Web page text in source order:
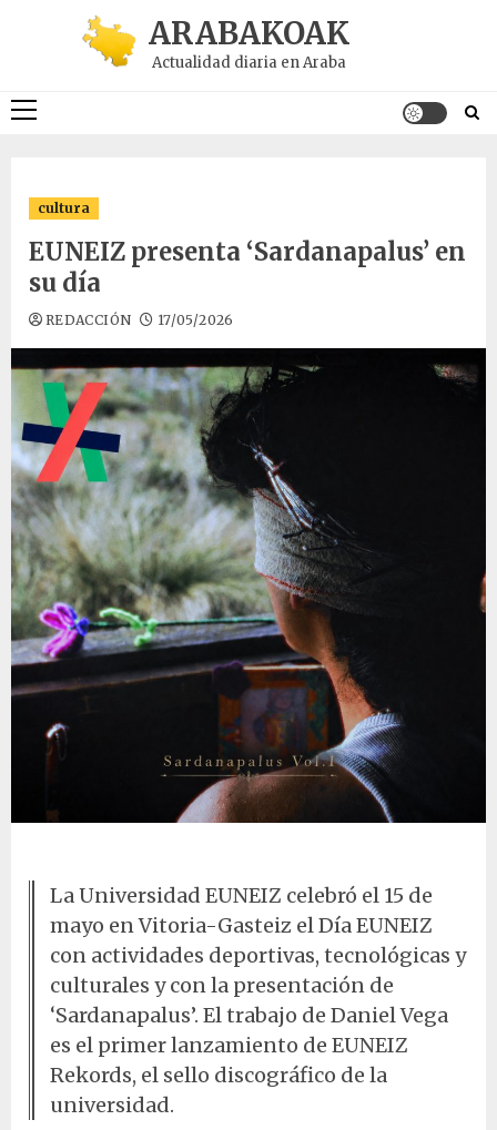
ARABAKOAK
Actualidad diaria en Araba
Menú
cultura
EUNEIZ presenta ‘Sardanapalus’ en
su día
REDACCIÓN 17/05/2026
La Universidad EUNEIZ celebró el 15 de
mayo en Vitoria-Gasteiz el Día EUNEIZ
con actividades deportivas, tecnológicas y
culturales y con la presentación de
‘Sardanapalus’. El trabajo de Daniel Vega
es el primer lanzamiento de EUNEIZ
Rekords, el sello discográfico de la
universidad.